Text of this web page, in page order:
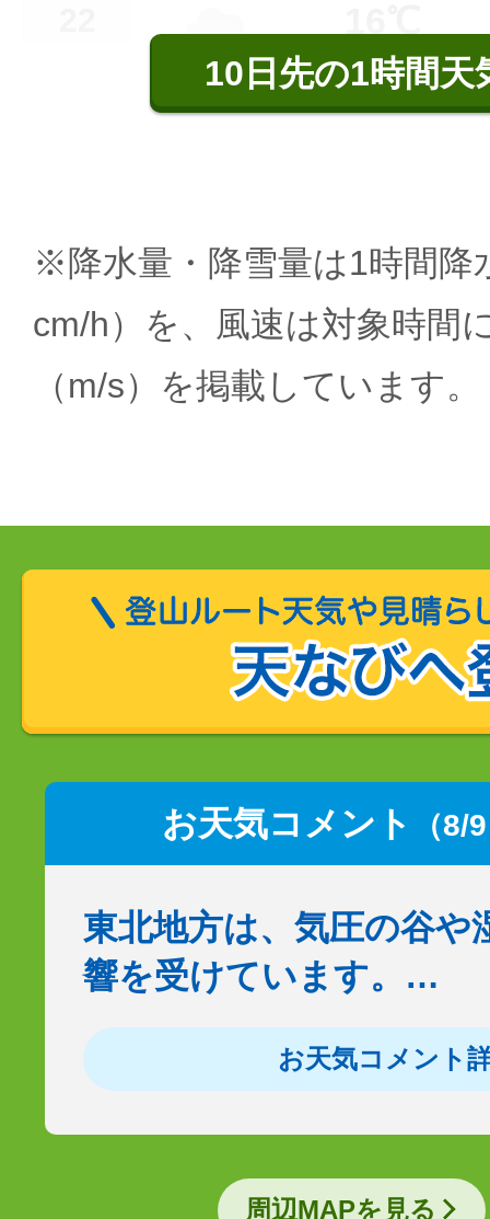
10日先の1時間天
※降水量・降雪量は1時間降
cm/h）を、風速は対象時間
（m/s）を掲載しています。
お天気コメント （8/
東北地方は、気圧の谷や
響を受けています。…
お天気コメント
周辺MAPを見る